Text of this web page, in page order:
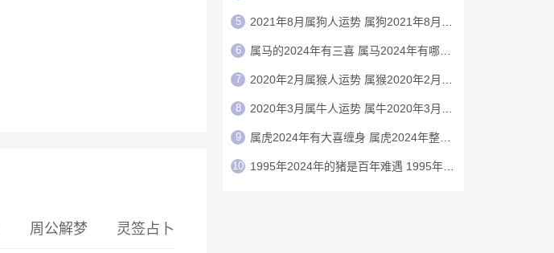
周公解梦 灵签占卜
5 2021年8月属狗人运势 属狗2021年8月运程
6 属马的2024年有三喜 属马2024年有哪三喜
7 2020年2月属猴人运势 属猴2020年2月运程
8 2020年3月属牛人运势 属牛2020年3月运程
9 属虎2024年有大喜缠身 属虎2024年整体运势
10 1995年2024年的猪是百年难遇 1995年2024年猪运势如何